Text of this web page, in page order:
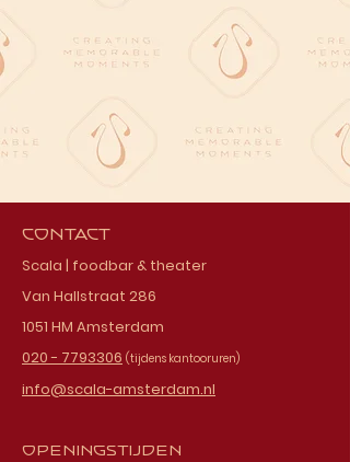
Contact
Scala | foodbar & theater
Van Hallstraat 286
1051 HM Amsterdam
020 - 7793306 (tijdens kantooruren)
info@scala-amsterdam.nl
Openingstijden